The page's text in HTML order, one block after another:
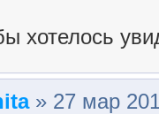
хотелось
» 27 мар